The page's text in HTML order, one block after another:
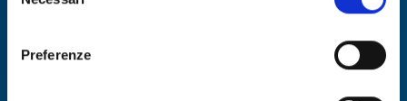
https://www.openinnovation.regione.lombardia.it/it/co
https://www.openinnovation.regione.lombardia.it/it/pr
Preferenze
Azienda francese offre simulazioni
molecolari per applicazioni biologiche